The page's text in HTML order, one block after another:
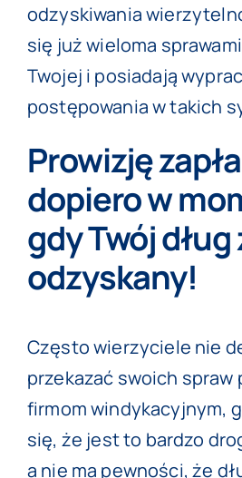
odzyskiwania
się już wieloma
Twojej i posiadają
postępowania w takich
Prowizję
dopiero w
gdy Twój
odzyskany!
Często wierzyciele nie
przekazać swoich
firmom windykacyjnym,
się, że jest to bardzo
a nie ma pewności, że